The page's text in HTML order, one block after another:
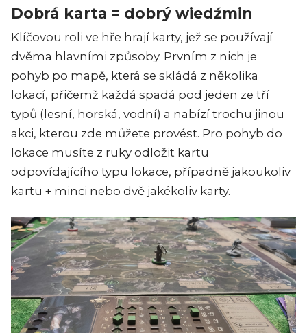
Dobrá karta = dobrý wiedźmin
Klíčovou roli ve hře hrají karty, jež se používají
dvěma hlavními způsoby. Prvním z nich je
pohyb po mapě, která se skládá z několika
lokací, přičemž každá spadá pod jeden ze tří
typů (lesní, horská, vodní) a nabízí trochu jinou
akci, kterou zde můžete provést. Pro pohyb do
lokace musíte z ruky odložit kartu
odpovídajícího typu lokace, případně jakoukoliv
kartu + minci nebo dvě jakékoliv karty.